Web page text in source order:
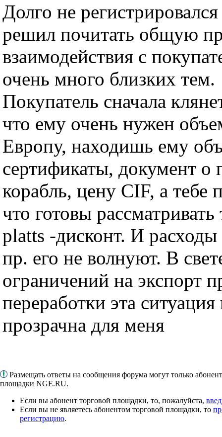
Долго не
решил почитать общую
взаимодействия с
очень много близких тем.
Покупатель сначала
что ему очень нужен
Европу, находишь ему
сертификаты, документ о
корабль, цену CIF, а тебе
что готовы рассматривать
platts -дисконт. И расходы
пр. его не волнуют. В
ограничений на экспорт
переработки эта
прозрачна для меня
Размещать ответы на сообщения форума могут только
площадки NGE.RU.
Если вы абонент торговой площадки, то, пожалуйста,
Если вы не являетесь абонентом торговой площадки, то
регистрацию.